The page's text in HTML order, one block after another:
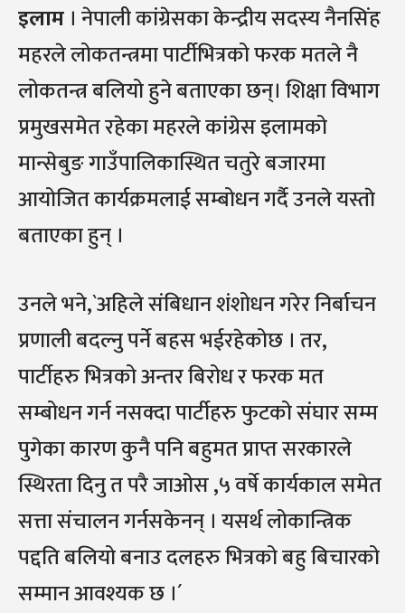
इलाम । नेपाली कांग्रेसका केन्द्रीय सदस्य नैनसिंह
महरले लोकतन्त्रमा पार्टीभित्रको फरक मतले नै
लोकतन्त्र बलियो हुने बताएका छन्। शिक्षा विभाग
प्रमुखसमेत रहेका महरले कांग्रेस इलामको
मान्सेबुङ गाउँपालिकास्थित चतुरे बजारमा
आयोजित कार्यक्रमलाई सम्बोधन गर्दै उनले यस्ताे
बताएका हुन् ।
उनले भने,`अहिले संबिधान शंशोधन गरेर निर्बाचन
प्रणाली बदल्नु पर्ने बहस भईरहेकोछ । तर,
पार्टीहरु भित्रको अन्तर बिरोध र फरक मत
सम्बोधन गर्न नसक्दा पार्टीहरु फुटको संघार सम्म
पुगेका कारण कुनै पनि बहुमत प्राप्त सरकारले
स्थिरता दिनु त परै जाओस ,५ वर्षे कार्यकाल समेत
सत्ता संचालन गर्नसकेनन् । यसर्थ लोकान्त्रिक
पद्दति बलियो बनाउ दलहरु भित्रको बहु बिचारको
सम्मान आवश्यक छ ।´